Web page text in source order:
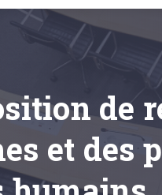
de
et des